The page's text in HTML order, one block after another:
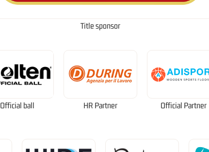
Title sponsor
Official ball HR Partner Official Partner